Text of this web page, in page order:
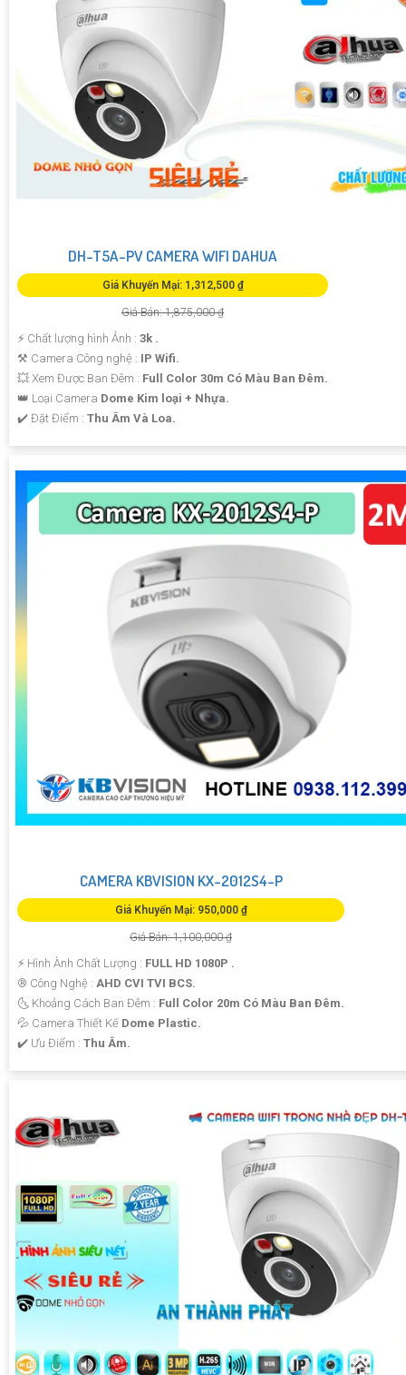
DH-T5A-PV CAMERA WIFI DAHUA
Giá Khuyến Mại: 1,312,500 ₫
Giá Bán: 1,875,000 ₫
️⚡ Chất lượng hình Ảnh : 3k .
⚒ Camera Công nghệ : IP Wifi.
💥 Xem Được Ban Đêm : Full Color 30m Có Màu Ban Ðêm.
👑 Loại Camera Dome Kim loại + Nhựa.
️✔️ Đặt Điểm : Thu Âm Và Loa.
CAMERA KBVISION KX-2012S4-P
Giá Khuyến Mại: 950,000 ₫
Giá Bán: 1,100,000 ₫
️⚡ Hình Ành Chất Lượng : FULL HD 1080P .
®️ Công Nghệ : AHD CVI TVI BCS.
🌜 Khoảng Cách Ban Đêm : Full Color 20m Có Màu Ban Ðêm.
💦 Camera Thiết Kế Dome Plastic.
️✔️ Ưu Điểm : Thu Âm.